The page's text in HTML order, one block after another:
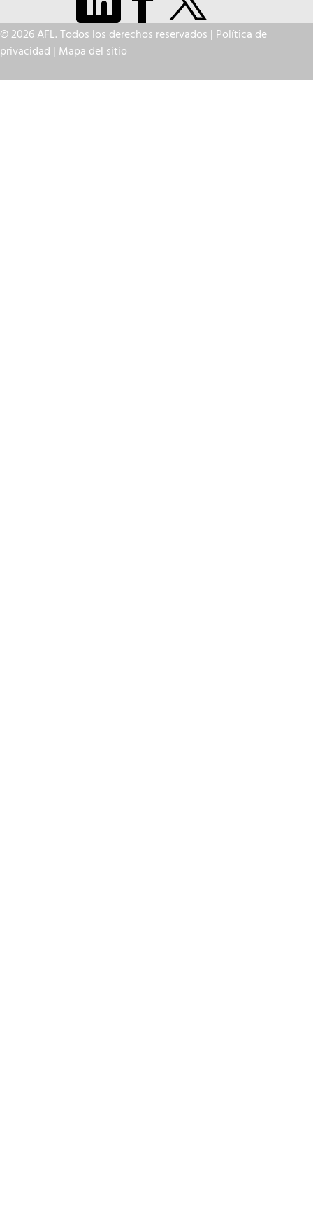
© 2026 AFL. Todos los derechos reservados | Política de
privacidad | Mapa del sitio